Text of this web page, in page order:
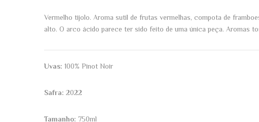
Vermelho tijolo. Aroma sutil de frutas vermelhas, compota de
alto. O arco ácido parece ter sido feito de uma única peça. Aromas
Uvas: 100% Pinot Noir
Safra: 2022
Tamanho: 750ml